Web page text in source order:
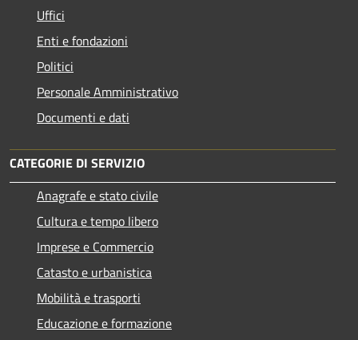
Uffici
Enti e fondazioni
Politici
Personale Amministrativo
Documenti e dati
CATEGORIE DI SERVIZIO
Anagrafe e stato civile
Cultura e tempo libero
Imprese e Commercio
Catasto e urbanistica
Mobilità e trasporti
Educazione e formazione